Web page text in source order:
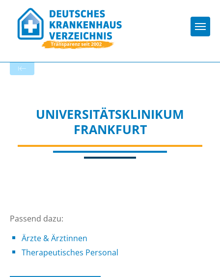
UNIVERSITÄTSKLINIKUM
FRANKFURT
Passend dazu:
Ärzte & Ärztinnen
Therapeutisches Personal